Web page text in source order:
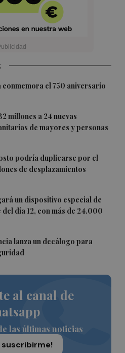
conmemora el 750 aniversario
millones a 24 nuevas
de mayores y personas
podría duplicarse por el
de desplazamientos
un dispositivo especial de
día 12, con más de 24.000
lanza un decálogo para
al canal de
las últimas noticias
suscribirme!